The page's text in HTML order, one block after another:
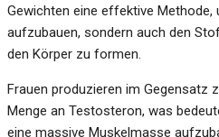
Gewichten eine effektive
aufzubauen, sondern auch den
den Körper zu formen.
Frauen produzieren im Gegensatz
Menge an Testosteron, was
eine massive Muskelmasse